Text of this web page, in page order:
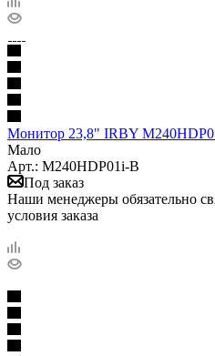
Монитор 23,8" IRBY
Мало
Арт.: M240HDP01i-B
Под заказ
Наши менеджеры обязательно
условия заказа